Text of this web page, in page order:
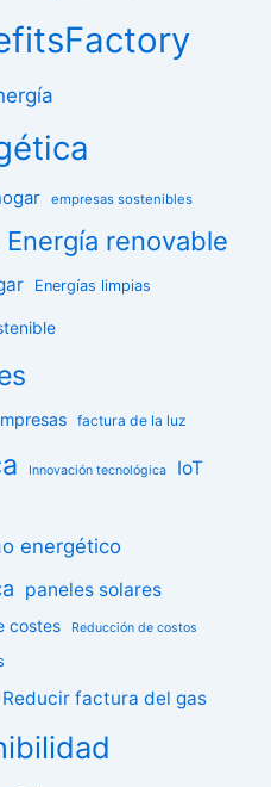
empresas sostenibles
Energía renovable
Energías limpias
factura de la luz
Innovación tecnológica IoT
energético
paneles solares
costes Reducción de costos
Reducir factura del gas